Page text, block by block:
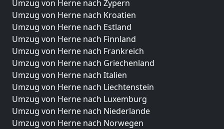
Umzug von Herne nach Zypern
Umzug von Herne nach Kroatien
Umzug von Herne nach Estland
Umzug von Herne nach Finnland
Umzug von Herne nach Frankreich
Umzug von Herne nach Griechenland
Umzug von Herne nach Italien
Umzug von Herne nach Liechtenstein
Umzug von Herne nach Luxemburg
Umzug von Herne nach Niederlande
Umzug von Herne nach Norwegen